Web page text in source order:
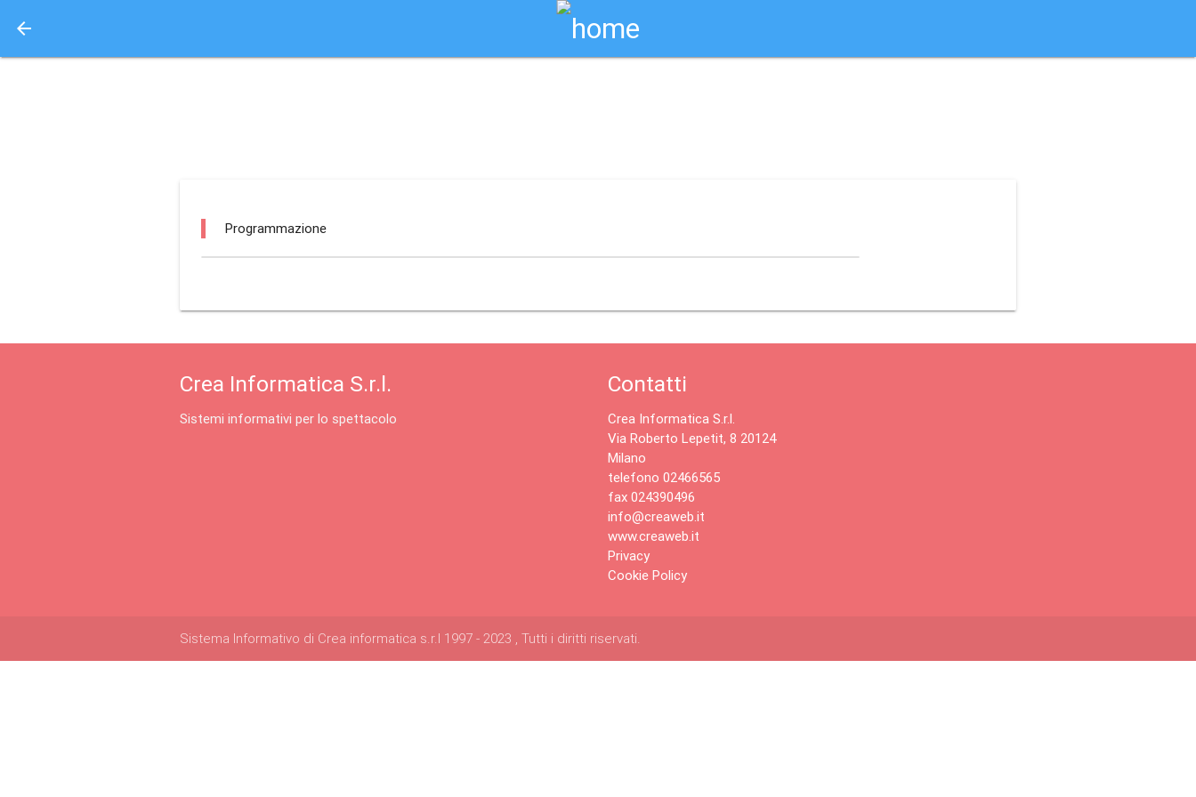
arrow_back
Programmazione
Crea Informatica S.r.l.
Sistemi informativi per lo spettacolo
Contatti
Crea Informatica S.r.l.
Via Roberto Lepetit, 8 20124
Milano
telefono 02466565
fax 024390496
info@creaweb.it
www.creaweb.it
Privacy
Cookie Policy
Sistema Informativo di Crea informatica s.r.l 1997 - 2023 , Tutti i diritti riservati.